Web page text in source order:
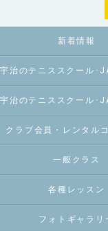
新着情報
クラブ会員・レンタル
一般クラス
各種レッスン
フォトギャラリ